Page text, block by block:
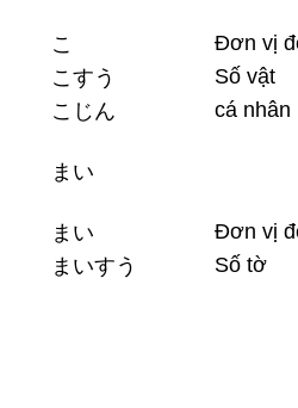
こ
Đơn vị
こすう
Số vật
こじん cá nhân
まい
まい
Đơn vị
まいすう Số tờ